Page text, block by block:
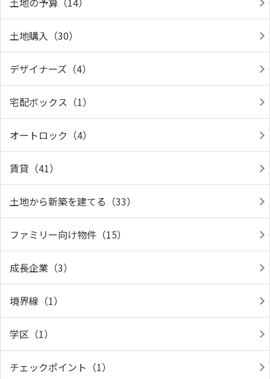
土地購入（30）
デザイナーズ（4）
宅配ボックス（1）
オートロック（4）
賃貸（41）
土地から新築を建てる（33）
ファミリー向け物件（15）
成長企業（3）
境界線（1）
学区（1）
チェックポイント（1）